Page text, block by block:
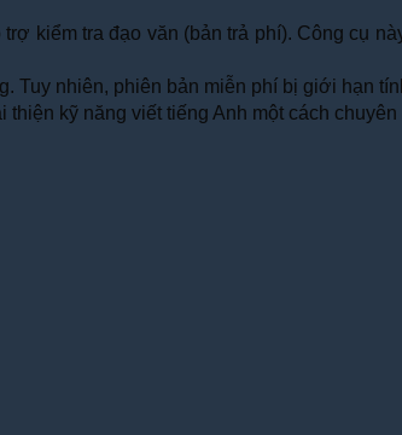
kiểm tra đạo văn (bản trả phí). Công cụ
nhiên, phiên bản miễn phí bị giới hạn
kỹ năng viết tiếng Anh một cách chuyên